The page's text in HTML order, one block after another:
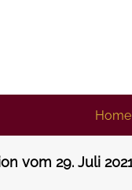
Home
vom 29. Juli